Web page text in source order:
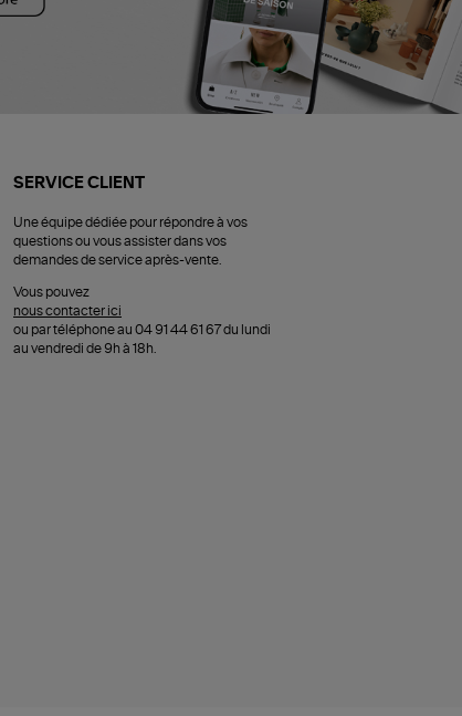
SERVICE CLIENT
Une équipe dédiée pour répondre à vos
questions ou vous assister dans vos
demandes de service après-vente.
Vous pouvez
nous contacter ici
ou par téléphone au 04 91 44 61 67 du lundi
au vendredi de 9h à 18h.